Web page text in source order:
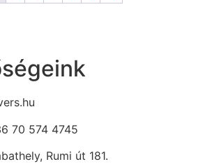
70 574 4745
Rumi út 181.